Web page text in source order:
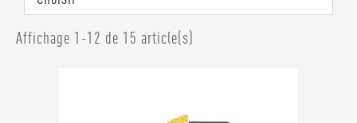
Affichage 1-12 de 15 article(s)